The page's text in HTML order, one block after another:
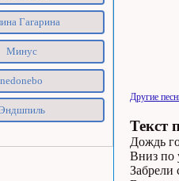
Гагарина
Минус
nedonebo
Другие
Текст
Дождь
Вниз по
Забрели